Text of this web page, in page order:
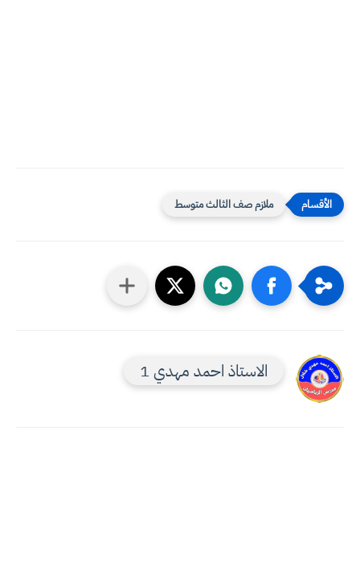
ملازم صف الثالث متوسط
الاستاذ احمد مهدي 1